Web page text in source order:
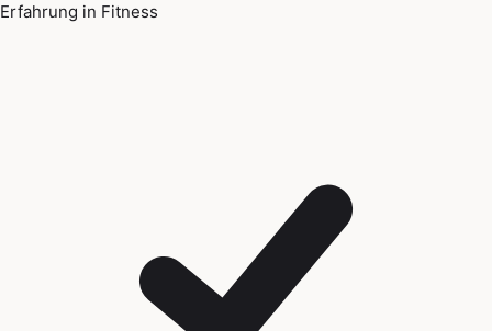
Erfahrung in Fitness